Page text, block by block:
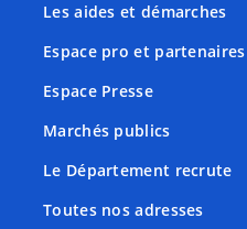
Les aides et démarches
Espace pro et partenaires
Espace Presse
Marchés publics
Le Département recrute
Toutes nos adresses